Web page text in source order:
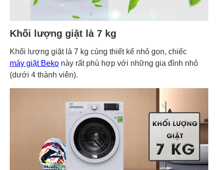
Khối lượng giặt là 7 kg
Khối lượng giặt là 7 kg cùng thiết kế nhỏ gọn, chiếc
máy giặt Beko này rất phù hợp với những gia đình nhỏ
(dưới 4 thành viên).